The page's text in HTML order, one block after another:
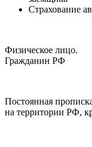
Страхование
Физическое лицо.
Гражданин РФ
Постоянная
на территории РФ,